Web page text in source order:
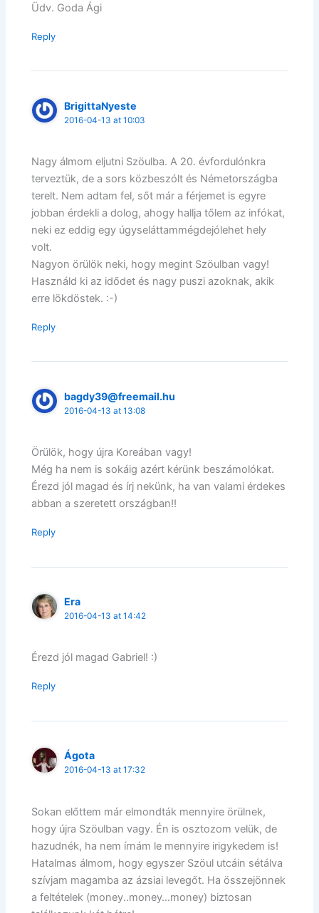
Üdv. Goda Ági
Reply
BrigittaNyeste
2016-04-13 at 10:03
Nagy álmom eljutni Szöulba. A 20. évfordulónkra
terveztük, de a sors közbeszólt és Németországba
terelt. Nem adtam fel, sőt már a férjemet is egyre
jobban érdekli a dolog, ahogy hallja tőlem az infókat,
neki ez eddig egy úgyseláttammégdejólehet hely
volt.
Nagyon örülök neki, hogy megint Szöulban vagy!
Használd ki az idődet és nagy puszi azoknak, akik
erre lökdöstek. :-)
Reply
bagdy39@freemail.hu
2016-04-13 at 13:08
Örülök, hogy újra Koreában vagy!
Még ha nem is sokáig azért kérünk beszámolókat.
Érezd jól magad és írj nekünk, ha van valami érdekes
abban a szeretett országban!!
Reply
Era
2016-04-13 at 14:42
Érezd jól magad Gabriel! :)
Reply
Ágota
2016-04-13 at 17:32
Sokan előttem már elmondták mennyire örülnek,
hogy újra Szöulban vagy. Én is osztozom velük, de
hazudnék, ha nem írnám le mennyire irigykedem is!
Hatalmas álmom, hogy egyszer Szöul utcáin sétálva
szívjam magamba az ázsiai levegőt. Ha összejönnek
a feltételek (money..money…money) biztosan